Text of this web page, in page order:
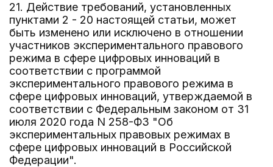
21. Действие требований, установленных
пунктами 2 - 20 настоящей статьи, может
быть изменено или исключено в отношении
участников экспериментального правового
режима в сфере цифровых инноваций в
соответствии с программой
экспериментального правового режима в
сфере цифровых инноваций, утверждаемой в
соответствии с Федеральным законом от 31
июля 2020 года N 258-ФЗ "Об
экспериментальных правовых режимах в
сфере цифровых инноваций в Российской
Федерации".